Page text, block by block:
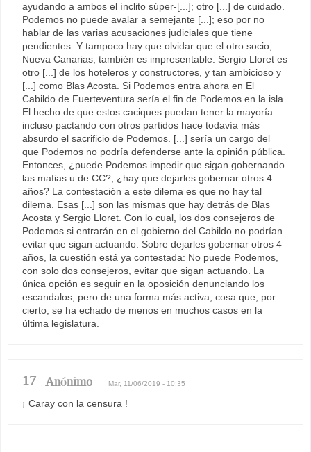
ayudando a ambos el ínclito súper-[...]; otro [...] de cuidado.
Podemos no puede avalar a semejante [...]; eso por no
hablar de las varias acusaciones judiciales que tiene
pendientes. Y tampoco hay que olvidar que el otro socio,
Nueva Canarias, también es impresentable. Sergio Lloret es
otro [...] de los hoteleros y constructores, y tan ambicioso y
[...] como Blas Acosta. Si Podemos entra ahora en El
Cabildo de Fuerteventura sería el fin de Podemos en la isla.
El hecho de que estos caciques puedan tener la mayoría
incluso pactando con otros partidos hace todavía más
absurdo el sacrificio de Podemos. [...] sería un cargo del
que Podemos no podría defenderse ante la opinión pública.
Entonces, ¿puede Podemos impedir que sigan gobernando
las mafias u de CC?, ¿hay que dejarles gobernar otros 4
años? La contestación a este dilema es que no hay tal
dilema. Esas [...] son las mismas que hay detrás de Blas
Acosta y Sergio Lloret. Con lo cual, los dos consejeros de
Podemos si entrarán en el gobierno del Cabildo no podrían
evitar que sigan actuando. Sobre dejarles gobernar otros 4
años, la cuestión está ya contestada: No puede Podemos,
con solo dos consejeros, evitar que sigan actuando. La
única opción es seguir en la oposición denunciando los
escandalos, pero de una forma más activa, cosa que, por
cierto, se ha echado de menos en muchos casos en la
última legislatura.
17 Anónimo Mar, 11/06/2019 - 10:35
¡ Caray con la censura !